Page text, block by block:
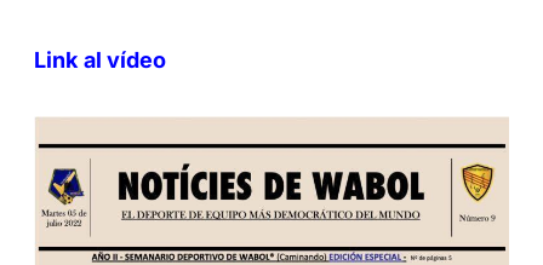
Link al vídeo